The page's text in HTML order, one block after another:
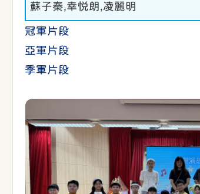
蘇子秦,幸悦朗,凌麗明
冠軍片段
亞軍片段
季軍片段